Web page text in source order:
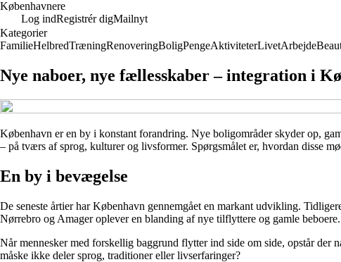
Københavnere
Log indRegistrér digMailnyt
Kategorier
FamilieHelbredTræningRenoveringBoligPengeAktiviteterLivetArbejde
Nye naboer, nye fællesskaber – integration i
København er en by i konstant forandring. Nye boligområder skyder op,
– på tværs af sprog, kulturer og livsformer. Spørgsmålet er, hvordan disse
En by i bevægelse
De seneste årtier har København gennemgået en markant udvikling.
Nørrebro og Amager oplever en blanding af nye tilflyttere og gamle
Når mennesker med forskellig baggrund flytter ind side om side, opstår
måske ikke deler sprog, traditioner eller livserfaringer?